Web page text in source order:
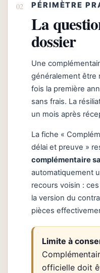
PÉRIMÈTRE
La
dossier
Une
généralement être
fois la première
sans frais. La
un mois après
La fiche «
délai et preuve »
complémentaire
automatiquement
recours voisin :
la version du
pièces
Limite à
officielle doit